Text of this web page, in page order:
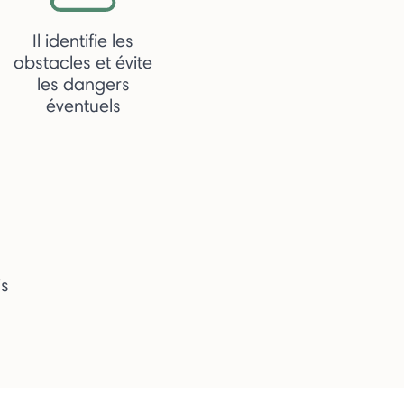
Il identifie les
obstacles et évite
les dangers
éventuels